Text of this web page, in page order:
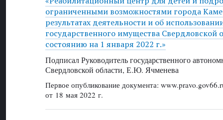
ограниченными возможностями города
результатах деятельности и об
государственного имущества Свердловской
состоянию на 1 января 2022 г.»
Подписал Руководитель государственного
Свердловской области, Е.Ю. Ячменева
Первое опубликование документа:
от 18 мая 2022 г.